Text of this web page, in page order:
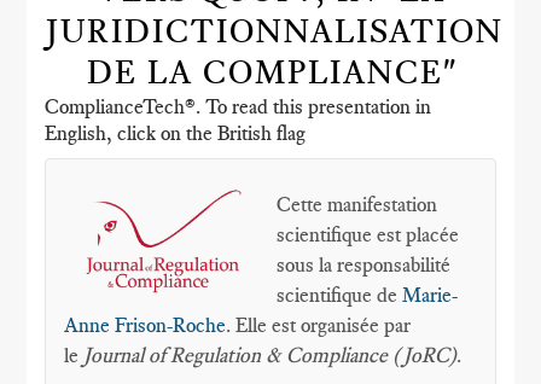
JURIDICTIONNALISATION
DE LA COMPLIANCE"
ComplianceTech®. To read this presentation in
English, click on the British flag
Cette manifestation
scientifique est placée
sous la responsabilité
scientifique deMarie-
Anne Frison-Roche. Elle est organisée par
le Journal of Regulation & Compliance (JoRC).